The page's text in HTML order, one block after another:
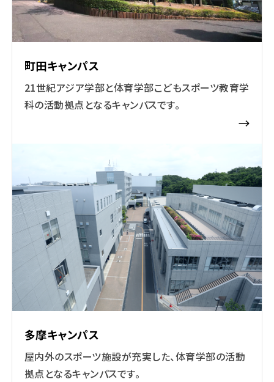
町田キャンパス
21世紀アジア学部と体育学部こどもスポーツ教育学
科の活動拠点となるキャンパスです。
多摩キャンパス
屋内外のスポーツ施設が充実した、体育学部の活動
拠点となるキャンパスです。